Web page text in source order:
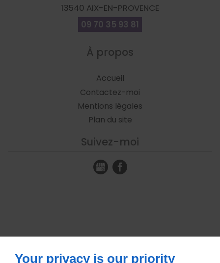
13540 AIX-EN-PROVENCE
09 70 35 93 81
À propos
Accueil
Contactez-moi
Mentions légales
Plan du site
Suivez-moi
Your privacy is our priority